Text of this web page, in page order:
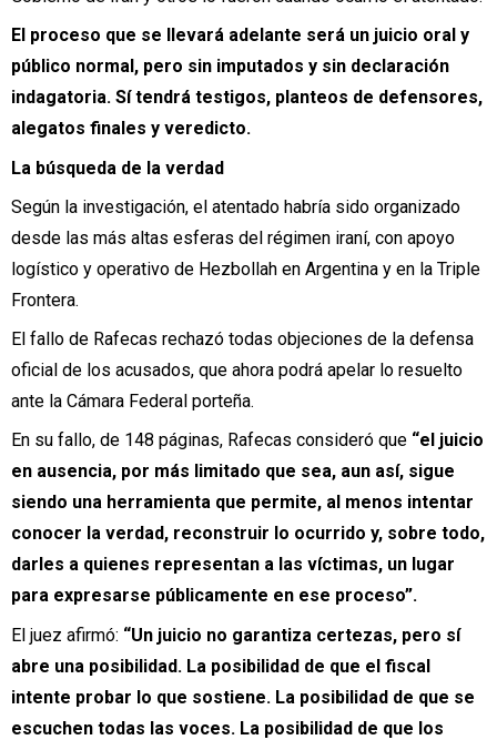
El proceso que se llevará adelante será un juicio oral y
público normal, pero sin imputados y sin declaración
indagatoria. Sí tendrá testigos, planteos de defensores,
alegatos finales y veredicto.
La búsqueda de la verdad
Según la investigación, el atentado habría sido organizado
desde las más altas esferas del régimen iraní, con apoyo
logístico y operativo de Hezbollah en Argentina y en la Triple
Frontera.
El fallo de Rafecas rechazó todas objeciones de la defensa
oficial de los acusados, que ahora podrá apelar lo resuelto
ante la Cámara Federal porteña.
En su fallo, de 148 páginas, Rafecas consideró que “el juicio
en ausencia, por más limitado que sea, aun así, sigue
siendo una herramienta que permite, al menos intentar
conocer la verdad, reconstruir lo ocurrido y, sobre todo,
darles a quienes representan a las víctimas, un lugar
para expresarse públicamente en ese proceso”.
El juez afirmó: “Un juicio no garantiza certezas, pero sí
abre una posibilidad. La posibilidad de que el fiscal
intente probar lo que sostiene. La posibilidad de que se
escuchen todas las voces. La posibilidad de que los